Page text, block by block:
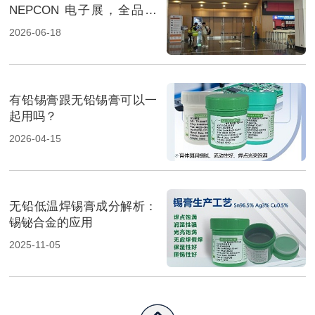
NEPCON 电子展，全品类
焊料重磅展出，高性能锡膏
2026-06-18
有铅锡膏跟无铅锡膏可以一
起用吗？
2026-04-15
无铅低温焊锡膏成分解析：
锡铋合金的应用
2025-11-05